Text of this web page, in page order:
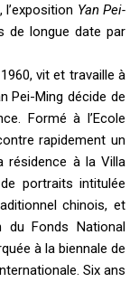
l’exposition Yan Pei-
de longue date par
vit et travaille à
Pei-Ming décide de
Formé à l’Ecole
rapidement un
résidence à la Villa
portraits intitulée
chinois, et
du Fonds National
à la biennale de
Six ans